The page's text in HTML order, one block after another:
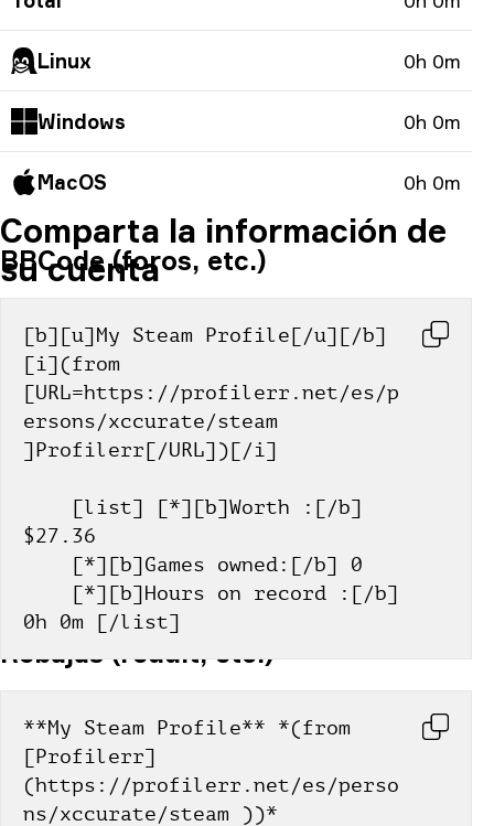
Linux 0h 0m
Windows 0h 0m
MacOS 0h 0m
Comparta la información de
su cuenta
BBCode (foros, etc.)
[b][u]My Steam Profile[/u][/b]
[i](from
[URL=https://profilerr.net/es/p
ersons/xccurate/steam
]Profilerr[/URL])[/i]
$27.36
    [*][b]Games owned:[/b] 0
0h 0m [/list]
Rebajas (reddit, etc.)
**My Steam Profile** *(from
[Profilerr]
(https://profilerr.net/es/perso
ns/xccurate/steam ))*